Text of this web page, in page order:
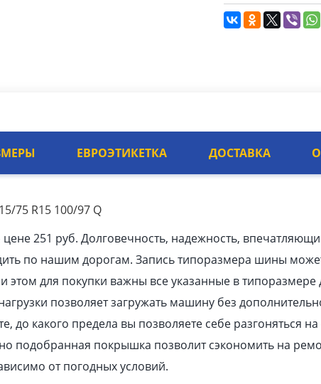
ЕВРОЭТИКЕТКА ДОСТАВКА
75 R15 100/97 Q
цене 251 руб. Долговечность, надежность,
по нашим дорогам. Запись типоразмера шины
этом для покупки важны все указанные в типоразмере
позволяет загружать машину без
до какого предела вы позволяете себе разгоняться
подобранная покрышка позволит сэкономить на
от погодных условий.